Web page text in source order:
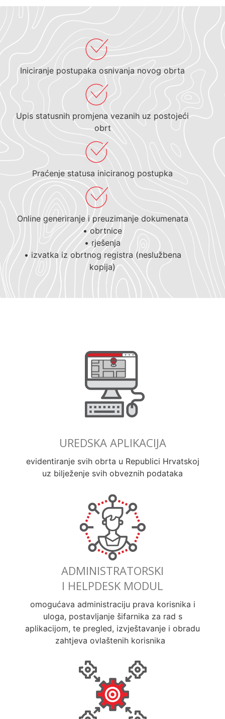
Iniciranje postupaka osnivanja novog obrta
Upis statusnih promjena vezanih uz postojeći
obrt
Praćenje statusa iniciranog postupka
Online generiranje i preuzimanje dokumenata
• obrtnice
• rješenja
• izvatka iz obrtnog registra (neslužbena
kopija)
UREDSKA APLIKACIJA
evidentiranje svih obrta u Republici Hrvatskoj
uz bilježenje svih obveznih podataka
ADMINISTRATORSKI
I HELPDESK MODUL
omogućava administraciju prava korisnika i
uloga, postavljanje šifarnika za rad s
aplikacijom, te pregled, izvještavanje i obradu
zahtjeva ovlaštenih korisnika